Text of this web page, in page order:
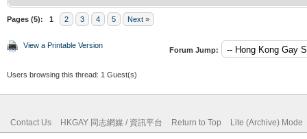
Pages (5): 1 2 3 4 5 Next »
View a Printable Version
Forum Jump:
Users browsing this thread: 1 Guest(s)
Contact Us HKGAY 同志網媒 / 資訊平台 Return to Top Lite (Archive) Mode